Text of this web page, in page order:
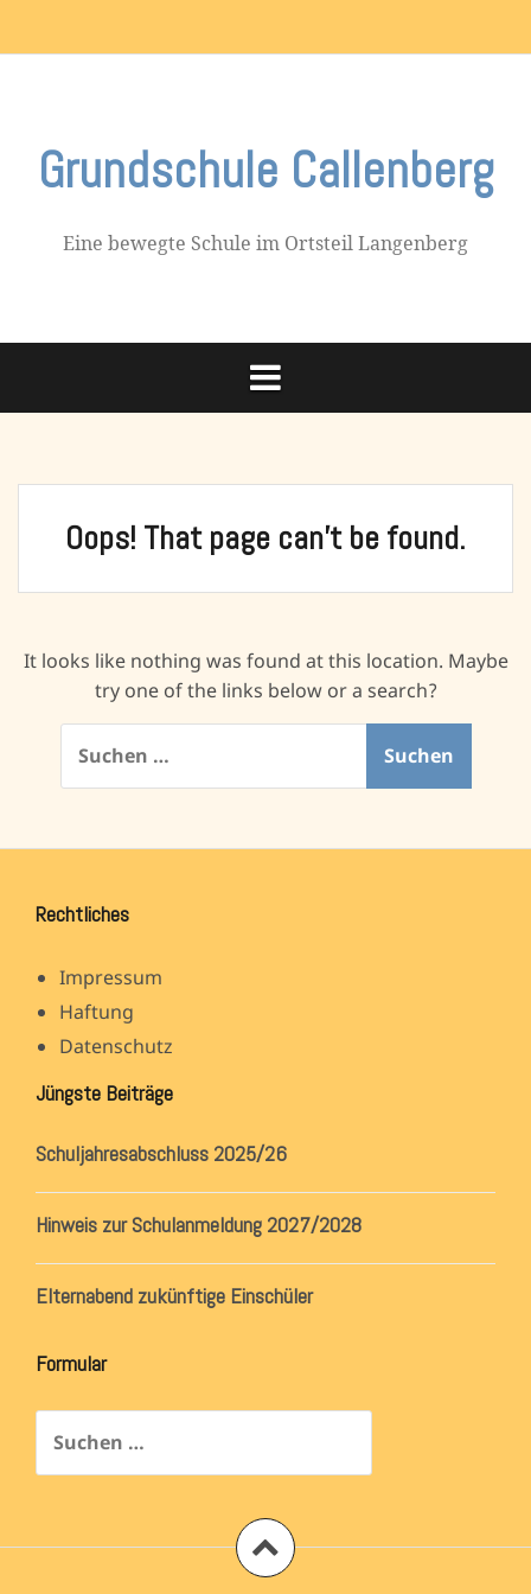
Grundschule Callenberg
Eine bewegte Schule im Ortsteil Langenberg
Oops! That page can’t be found.
It looks like nothing was found at this location. Maybe
try one of the links below or a search?
nach:
Rechtliches
Impressum
Haftung
Datenschutz
Jüngste Beiträge
Schuljahresabschluss 2025/26
Hinweis zur Schulanmeldung 2027/2028
Elternabend zukünftige Einschüler
Formular
nach: